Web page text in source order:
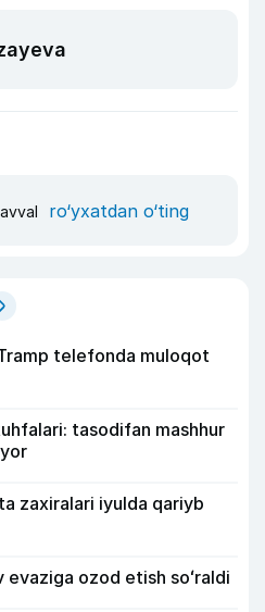
ro‘yxatdan o‘ting
telefonda muloqot
tasodifan mashhur
zaxiralari iyulda qariyb
ozod etish soʻraldi